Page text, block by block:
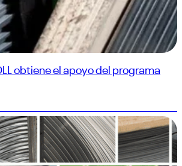
obtiene el apoyo del programa